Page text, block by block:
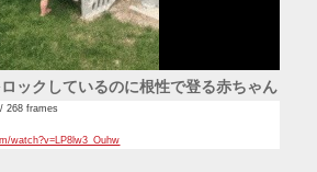
ックしているのに根性で登る赤ちゃん
268 frames
watch?v=LP8lw3_Ouhw